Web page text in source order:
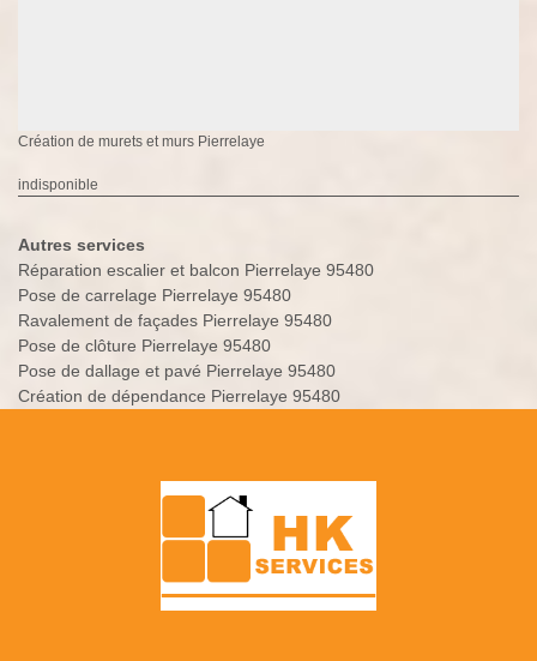
Création de murets et murs Pierrelaye
indisponible
Autres services
Réparation escalier et balcon Pierrelaye 95480
Pose de carrelage Pierrelaye 95480
Ravalement de façades Pierrelaye 95480
Pose de clôture Pierrelaye 95480
Pose de dallage et pavé Pierrelaye 95480
Création de dépendance Pierrelaye 95480